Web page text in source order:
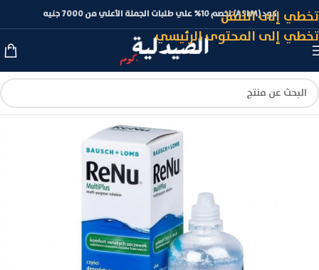
تخطي إلى التنقل
تخطي إلى المحتوى الرئيسي
كود (ASLM) لخصم 10% علي طلبات الجملة الأعلي من 7000 جنيه